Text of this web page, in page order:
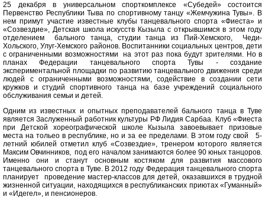
25 декабря в универсальном спорткомплексе «Субедей» состоится
Первенство Республики Тыва по спортивному танцу «Жемчужина Тувы». В
нем примут участие известные клубы танцевального спорта «Фиеста» и
«Созвездие», Детская школа искусств Кызыла с открывшимся в этом году
отделением бального танца, студии танца из Пий-Хемского, Чеди-
Хольского, Улуг-Хемского районов. Воспитанники социальных центров, дети
с ограниченными возможностями на этот раз пока будут зрителями. Но в
планах Федерации танцевального спорта Тувы - создание
экспериментальной площадки по развитию танцевального движения среди
людей с ограниченными возможностями, содействие в создании сети
кружков и студий спортивного танца на базе учреждений социального
обслуживания семьи и детей.
Одним из известных и опытных преподавателей бального танца в Туве
является Заслуженный работник культуры РФ Лидия Сарбаа. Клуб «Фиеста
при Детской хореографической школе Кызыла завоевывает призовые
места на тольео в республике, но и за ее пределами. В этом году свой 5-
летний юбилей отметил клуб «Созвездие», тренером которого является
Максим Овчинников, под его началом занимаются более 90 юных танцоров.
Именно они и станут основным костяком для развития массового
танцевального спорта в Туве. В 2012 году Федерация танцевального спорта
планирует проведение мастер-классов для детей, оказавшихся в трудной
жизненной ситуации, находящихся в республиканских приютах «Гуманный»
и «Идегел», и пенсионеров.